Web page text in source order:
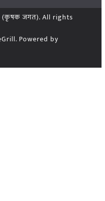
(कृषक जगत). All rights
Powered by